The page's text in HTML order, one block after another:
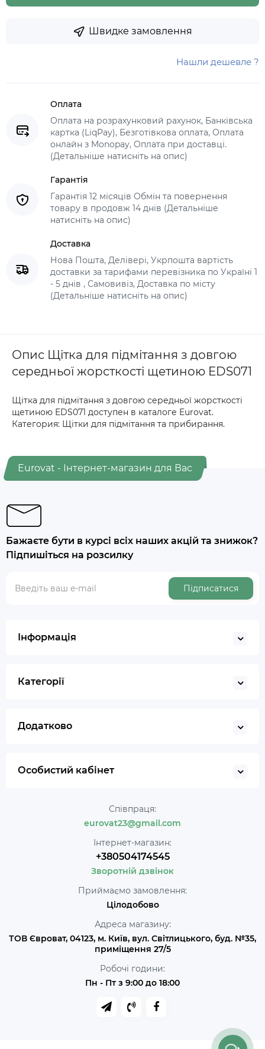
Швидке замовлення
Нашли дешевле ?
Оплата
Оплата на розрахунковий рахунок, Банківська
картка (LiqPay), Безготівкова оплата, Оплата
онлайн з Monopay, Оплата при доставці.
(Детальніше натисніть на опис)
Гарантія
Гарантія 12 місяців Обмін та повернення
товару в продовж 14 днів (Детальніше
натисніть на опис)
Доставка
Нова Пошта, Делівері, Укрпошта вартість
доставки за тарифами перевізника по Україні 1
- 5 днів , Самовивіз, Доставка по місту
(Детальніше натисніть на опис)
Опис Щітка для підмітання з довгою
середньої жорсткості щетиною EDS071
Щітка для підмітання з довгою середньої жорсткості
щетиною EDS071 доступен в каталоге Eurovat.
Категория: Щітки для підмітання та прибирання.
Eurovat - Інтернет-магазин для Вас
Бажаєте бути в курсі всіх наших акцій та знижок?
Підпишіться на розсилку
Підписатися
Інформація
Категорії
Додатково
Особистий кабінет
Співпраця:
eurovat23@gmail.com
Інтернет-магазин:
+380504174545
Зворотній дзвінок
Приймаємо замовлення:
Цілодобово
Адреса магазину:
ТОВ Євроват, 04123, м. Київ, вул. Світлицького, буд. №35,
приміщення 27/5
Робочі години:
Пн - Пт з 9:00 до 18:00